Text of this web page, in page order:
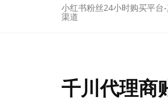
小红书粉丝24小时购买平台
渠道
千川代理商